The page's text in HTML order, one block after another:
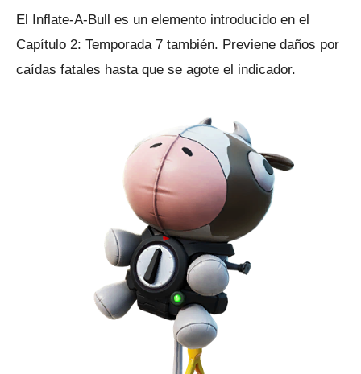
El Inflate-A-Bull es un elemento introducido en el
Capítulo 2: Temporada 7 también. Previene daños por
caídas fatales hasta que se agote el indicador.